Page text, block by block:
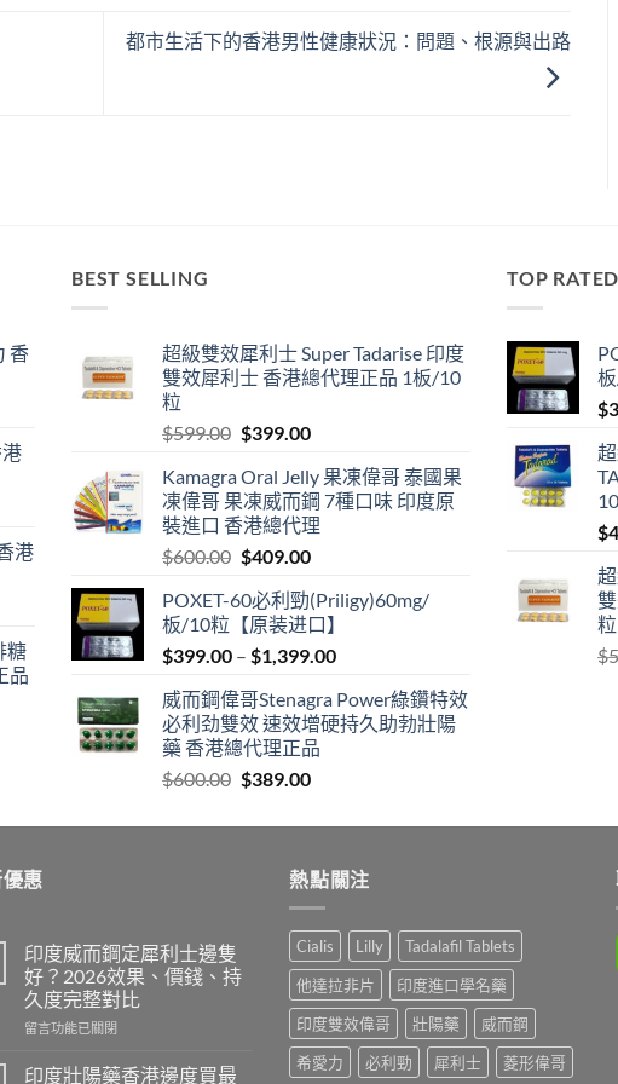
都市生活下的香港男性健康狀況：問題、根源與出路
香
港
糖
品
BEST SELLING
超級雙效犀利士 Super Tadarise 印度
雙效犀利士 香港總代理正品 1板/10
粒
$599.00 Original
was:
$599.00.
$399.00Current
is:
$399.00.
Kamagra Oral Jelly 果凍偉哥 泰國果
凍偉哥 果凍威而鋼 7種口味 印度原
裝進口 香港總代理
$600.00 Original
was:
$600.00.
$409.00Current
is:
$409.00.
POXET-60必利勁(Priligy)60mg/
板/10粒【原装进口】
$399.00 – $1,399.00Price
$399.00
through
威而鋼偉哥Stenagra Power綠鑽特效
必利劲雙效 速效增硬持久助勃壯陽
藥 香港總代理正品
$600.00 Original
was:
$389.00Current
is:
TOP RATED
$
$
粒
$
惠
印度威而鋼定犀利士邊隻
好？2026效果、價錢、持
久度完整對比
在
度
留言功能已關閉
印度壯陽藥香港邊度買最
熱點關注
Cialis Lilly
Tadalafil Tablets
他達拉非片
印度進口學名藥
印度雙效偉哥
壯陽藥
威而鋼
希愛力
必利勁 犀利士 菱形偉哥